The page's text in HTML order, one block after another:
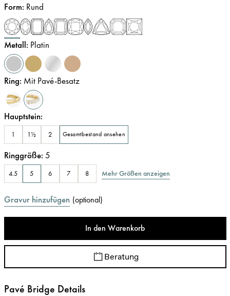
Form: Rund
Metall: Platin
Ring: Mit Pavé-Besatz
Hauptstein:
1 1½ 2 Gesamtbestand ansehen
Ringgröße: 5
4.5 5 6 7 8 Mehr Größen anzeigen
Gravur hinzufügen (optional)
In den Warenkorb
Beratung
Pavé Bridge Details